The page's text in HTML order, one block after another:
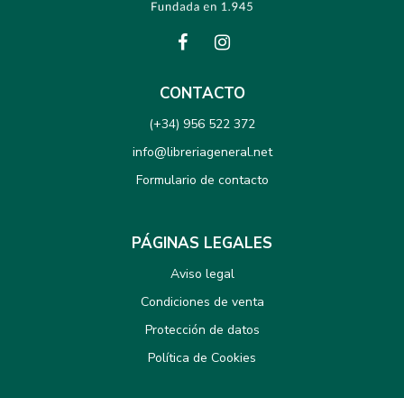
CONTACTO
(+34) 956 522 372
info@libreriageneral.net
Formulario de contacto
PÁGINAS LEGALES
Aviso legal
Condiciones de venta
Protección de datos
Política de Cookies